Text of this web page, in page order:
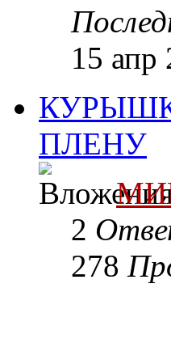
15 апр
ПЛЕНУ
2
278